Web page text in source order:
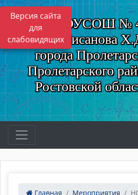
Версия сайта
для
слабовидящих
МБОУСОШ №
им. Нисанова
города
Пролетарского
Ростовской
Главная Мероприятия